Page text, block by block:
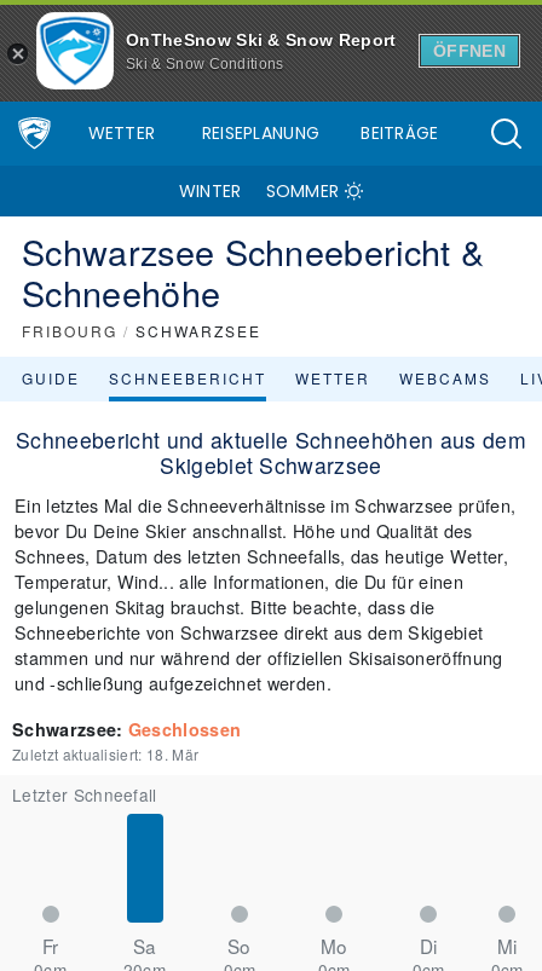
OnTheSnow Ski & Snow Report
Ski & Snow Conditions
ÖFFNEN
WETTER REISEPLANUNG BEITRÄGE
WINTER SOMMER
Schwarzsee Schneebericht &
Schneehöhe
FRIBOURG / SCHWARZSEE
GUIDE SCHNEEBERICHT WETTER WEBCAMS
Schneebericht und aktuelle Schneehöhen aus dem
Skigebiet Schwarzsee
Ein letztes Mal die Schneeverhältnisse im Schwarzsee prüfen,
bevor Du Deine Skier anschnallst. Höhe und Qualität des
Schnees, Datum des letzten Schneefalls, das heutige Wetter,
Temperatur, Wind... alle Informationen, die Du für einen
gelungenen Skitag brauchst. Bitte beachte, dass die
Schneeberichte von Schwarzsee direkt aus dem Skigebiet
stammen und nur während der offiziellen Skisaisoneröffnung
und -schließung aufgezeichnet werden.
Schwarzsee: Geschlossen
Zuletzt aktualisiert: 18. Mär
Letzter Schneefall
Fr Sa So Mo Di Mi